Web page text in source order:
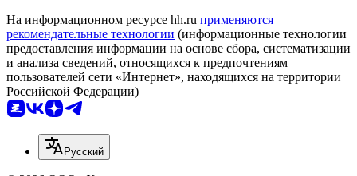
На информационном ресурсе hh.ru применяются
рекомендательные технологии (информационные технологии
предоставления информации на основе сбора, систематизации
и анализа сведений, относящихся к предпочтениям
пользователей сети «Интернет», находящихся на территории
Российской Федерации)
Русский